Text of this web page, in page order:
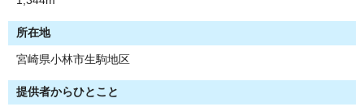
所在地
宮崎県小林市生駒地区
提供者からひとこと